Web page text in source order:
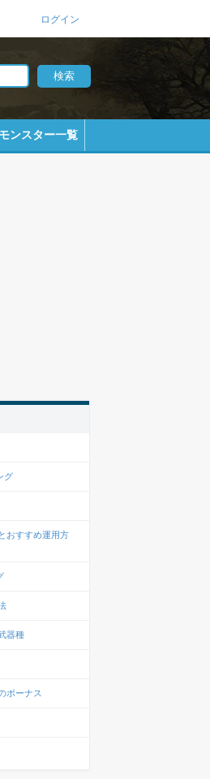
ログイン
モンスター一覧
グ
おすすめ運用方
器種
ボーナス